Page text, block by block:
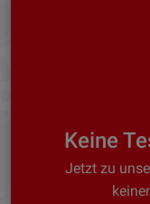
Keine
Jetzt zu